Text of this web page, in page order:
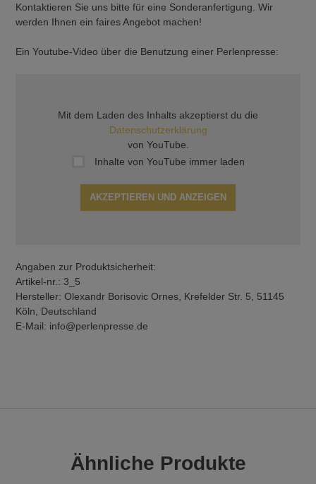
Kontaktieren Sie uns bitte für eine Sonderanfertigung. Wir
werden Ihnen ein faires Angebot machen!
Ein Youtube-Video über die Benutzung einer Perlenpresse:
Mit dem Laden des Inhalts akzeptierst du die
Datenschutzerklärung
von YouTube.
Inhalte von YouTube immer laden
AKZEPTIEREN UND ANZEIGEN
Angaben zur Produktsicherheit:
Artikel-nr.: 3_5
Hersteller: Olexandr Borisovic Ornes, Krefelder Str. 5, 51145
Köln, Deutschland
E-Mail: info@perlenpresse.de
Ähnliche Produkte